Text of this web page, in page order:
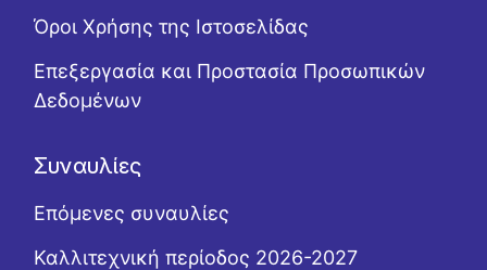
Όροι Χρήσης της Ιστοσελίδας
Επεξεργασία και Προστασία Προσωπικών
Δεδομένων
Συναυλίες
Επόμενες συναυλίες
Καλλιτεχνική περίοδος 2026-2027